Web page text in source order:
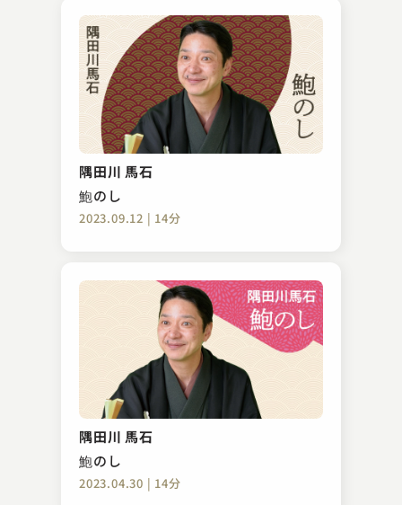
隅田川 馬石
鮑のし
2023.09.12 | 14分
隅田川 馬石
鮑のし
2023.04.30 | 14分
入船亭 扇好
紺屋高尾
2023.06.01 | 28分
三遊亭 兼好
粗忽の釘
2023.11.22 | 15分